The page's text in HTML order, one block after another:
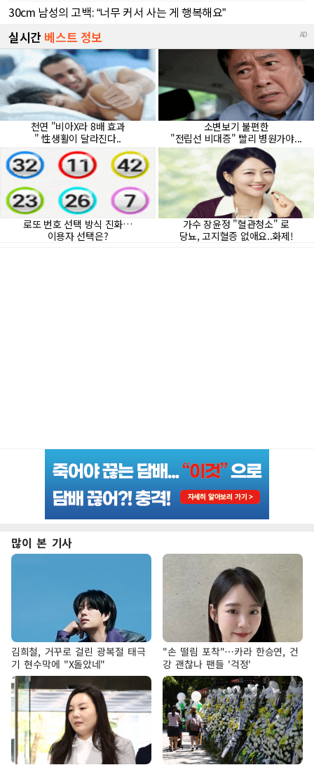
많이 본 기사
김희철, 거꾸로 걸린 광복절 태극
기 현수막에 "X돌았네"
"손 떨림 포착"…카라 한승연, 건
강 괜찮나 팬들 '걱정'